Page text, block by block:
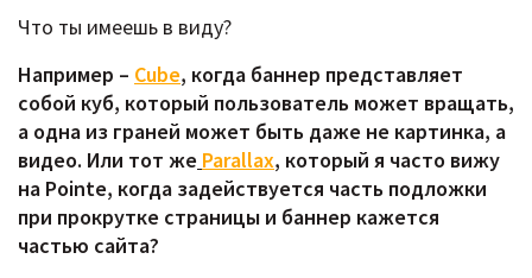
Что ты имеешь в виду?
Например – Cube, когда баннер представляет
собой куб, который пользователь может вращать,
а одна из граней может быть даже не картинка, а
видео. Или тот же Parallax, который я часто вижу
на Pointe, когда задействуется часть подложки
при прокрутке страницы и баннер кажется
частью сайта?